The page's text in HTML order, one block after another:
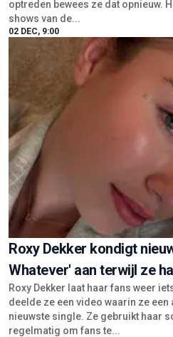
optreden bewees ze dat opnieuw.
shows van de...
02 DEC, 9:00
Roxy Dekker kondigt
Whatever' aan terwijl ze
Roxy Dekker laat haar fans weer
deelde ze een video waarin ze
nieuwste single. Ze gebruikt haar
regelmatig om fans te...